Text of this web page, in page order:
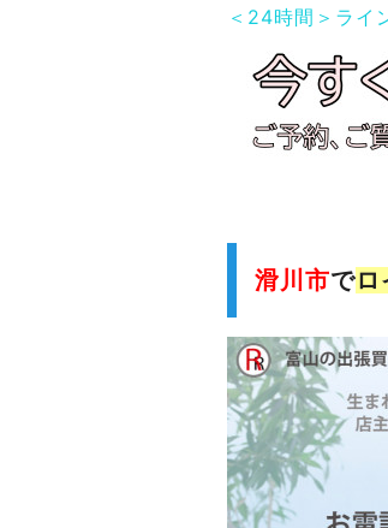
＜24時間＞ライ
滑川市で